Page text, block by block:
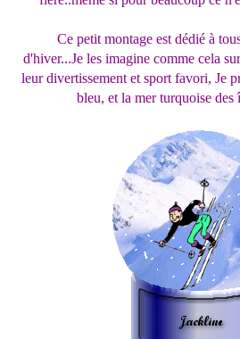
Ce petit montage est dédié à tous
d'hiver...Je les imagine comme cela
leur divertissement et sport favori, Je
bleu, et la mer turquoise des